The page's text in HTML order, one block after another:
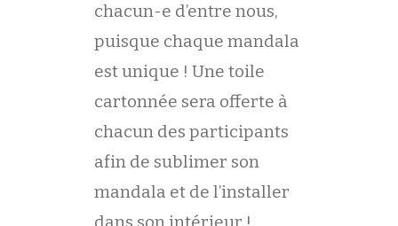
chacun-e d’entre nous,
puisque chaque mandala
est unique ! Une toile
cartonnée sera offerte à
chacun des participants
afin de sublimer son
mandala et de l’installer